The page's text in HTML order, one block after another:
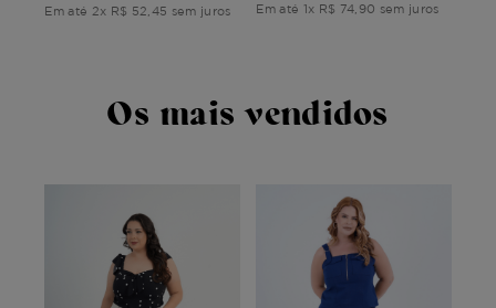
Em até 2x R$ 52 45 sem juros Em até 1 x R$ 74 90 sem juros
Os mais vendidos